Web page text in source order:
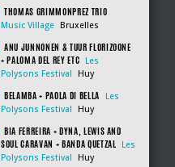
THOMAS GRIMMONPREZ TRIO
Music Village Bruxelles
ANU JUNNONEN & TUUR FLORIZOONE
+ PALOMA DEL REY ETC
Les
Polysons Festival
Huy
BELAMBA + PAOLA DI BELLA
Les
Polysons Festival
Huy
BIA FERREIRA + DYNA, LEWIS AND
SOUL CARAVAN + BANDA QUETZAL
Les
Polysons Festival
Huy